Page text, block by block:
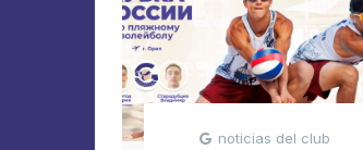
noticias del club